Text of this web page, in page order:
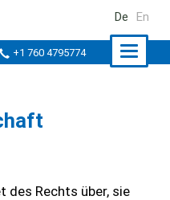
+1 760 4795774
De En
des Rechts über, sie